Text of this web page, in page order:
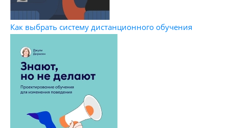
Как выбрать систему дистанционного обучения